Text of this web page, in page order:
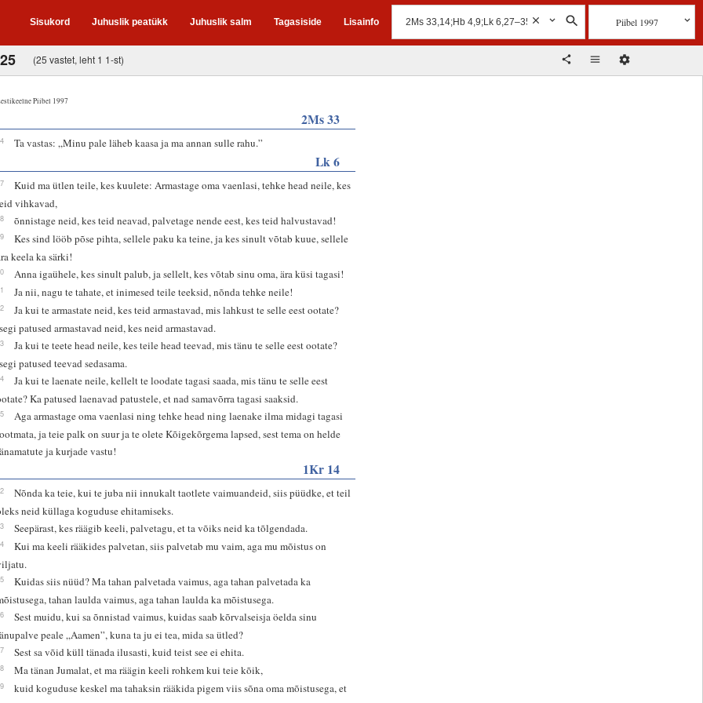
Sisukord Juhuslik peatükk Juhuslik salm Tagasiside Lisainfo Piibel 1997
(25 vastet, leht 1 1-st)
Piibel 1997
2Ms 33
Ta vastas: „Minu pale läheb kaasa ja ma annan sulle rahu.”
Lk 6
Kuid ma ütlen teile, kes kuulete: Armastage oma vaenlasi, tehke head neile, kes
vihkavad,
õnnistage neid, kes teid neavad, palvetage nende eest, kes teid halvustavad!
Kes sind lööb põse pihta, sellele paku ka teine, ja kes sinult võtab kuue, sellele
keela ka särki!
Anna igaühele, kes sinult palub, ja sellelt, kes võtab sinu oma, ära küsi tagasi!
Ja nii, nagu te tahate, et inimesed teile teeksid, nõnda tehke neile!
Ja kui te armastate neid, kes teid armastavad, mis lahkust te selle eest ootate?
patused armastavad neid, kes neid armastavad.
Ja kui te teete head neile, kes teile head teevad, mis tänu te selle eest ootate?
patused teevad sedasama.
Ja kui te laenate neile, kellelt te loodate tagasi saada, mis tänu te selle eest
Ka patused laenavad patustele, et nad samavõrra tagasi saaksid.
Aga armastage oma vaenlasi ning tehke head ning laenake ilma midagi tagasi
ja teie palk on suur ja te olete Kõigekõrgema lapsed, sest tema on helde
ja kurjade vastu!
1Kr 14
Nõnda ka teie, kui te juba nii innukalt taotlete vaimuandeid, siis püüdke, et teil
neid küllaga koguduse ehitamiseks.
Seepärast, kes räägib keeli, palvetagu, et ta võiks neid ka tõlgendada.
Kui ma keeli rääkides palvetan, siis palvetab mu vaim, aga mu mõistus on
Kuidas siis nüüd? Ma tahan palvetada vaimus, aga tahan palvetada ka
tahan laulda vaimus, aga tahan laulda ka mõistusega.
Sest muidu, kui sa õnnistad vaimus, kuidas saab kõrvalseisja öelda sinu
peale „Aamen”, kuna ta ju ei tea, mida sa ütled?
Sest sa võid küll tänada ilusasti, kuid teist see ei ehita.
Ma tänan Jumalat, et ma räägin keeli rohkem kui teie kõik,
kuid koguduse keskel ma tahaksin rääkida pigem viis sõna oma mõistusega, et